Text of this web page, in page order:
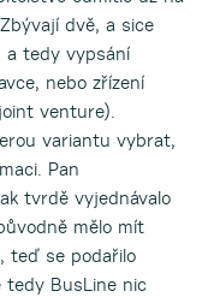
dvě, a sice
a tedy vypsání
nebo zřízení
venture).
variantu vybrat,
Pan
tvrdě vyjednávalo
mělo mít
teď se podařilo
BusLine nic